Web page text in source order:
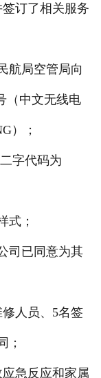
订了相关服务
局空管局向
（中文无线电
）；
字代码为
；
已同意为其
人员、5名签
；
急反应和家属